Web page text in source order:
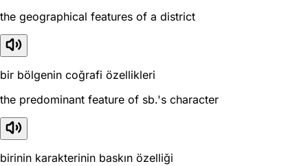
the geographical features of a district
bir bölgenin coğrafi özellikleri
the predominant feature of sb.'s character
birinin karakterinin baskın özelliği